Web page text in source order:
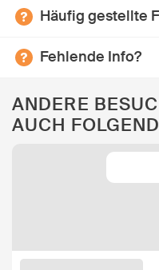
Häufig gestellte
Fehlende Info?
ANDERE
AUCH